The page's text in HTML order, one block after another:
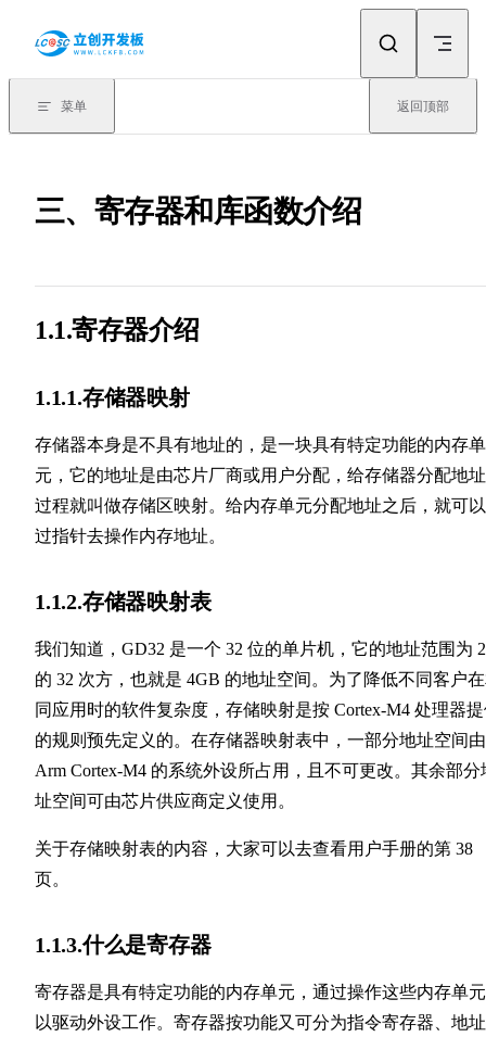
菜单 返回顶部
三、寄存器和库函数介绍
1.1.寄存器介绍
1.1.1.存储器映射
存储器本身是不具有地址的，是一块具有特定功能的内存单
元，它的地址是由芯片厂商或用户分配，给存储器分配地
过程就叫做存储区映射。给内存单元分配地址之后，就可
过指针去操作内存地址。
1.1.2.存储器映射表
我们知道，GD32 是一个 32 位的单片机，它的地址范围为 2
的 32 次方，也就是 4GB 的地址空间。为了降低不同客户
同应用时的软件复杂度，存储映射是按 Cortex-M4 处理器
的规则预先定义的。在存储器映射表中，一部分地址空间由
Arm Cortex-M4 的系统外设所占用，且不可更改。其余部分
址空间可由芯片供应商定义使用。
关于存储映射表的内容，大家可以去查看用户手册的第 38
页。
1.1.3.什么是寄存器
寄存器是具有特定功能的内存单元，通过操作这些内存单
以驱动外设工作。寄存器按功能又可分为指令寄存器、地